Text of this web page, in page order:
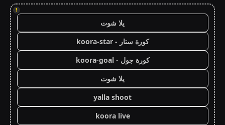
!
يلا شوت
كورة ستار - koora-star
كورة جول - koora-goal
يلا شوت
yalla shoot
koora live